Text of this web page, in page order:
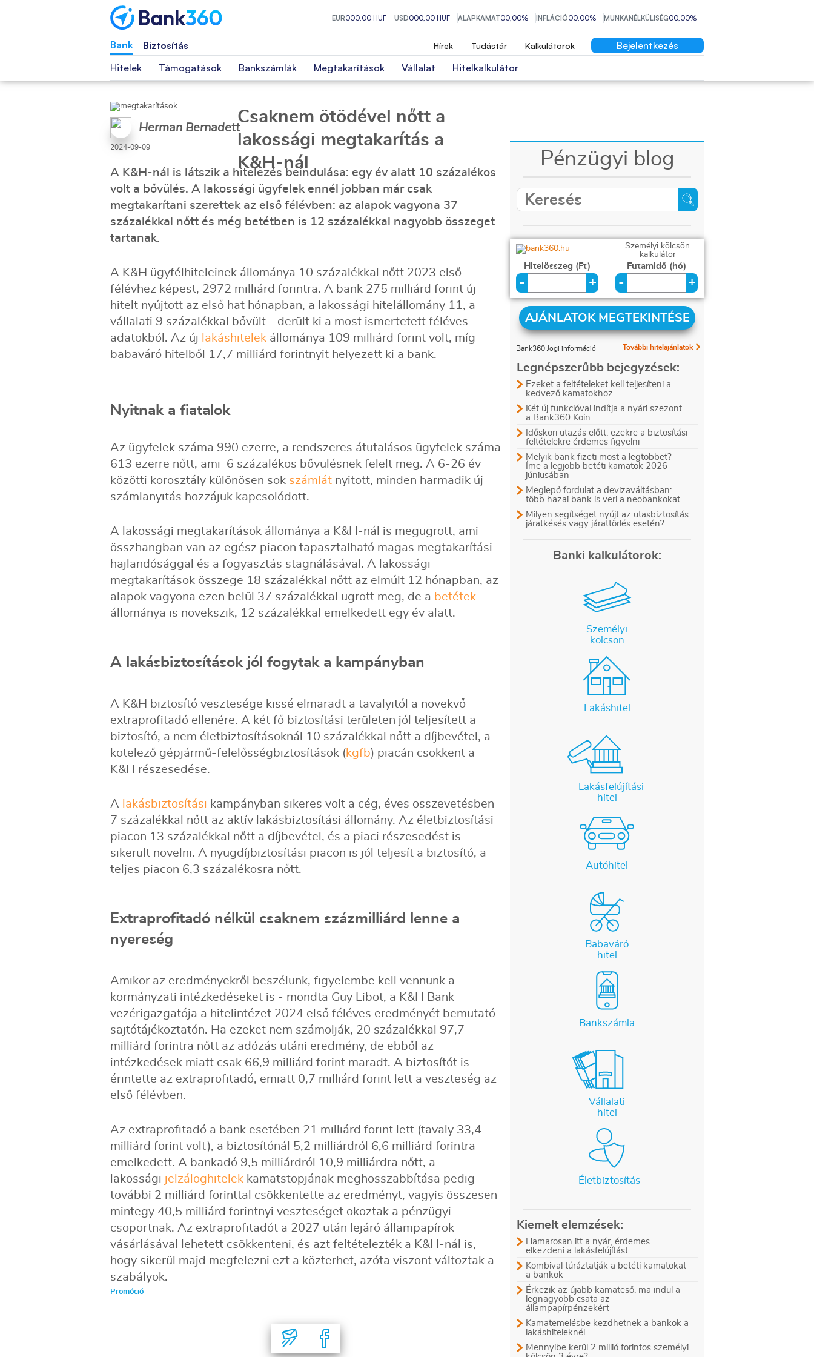
EUR000,00 HUF USD000,00 HUF ALAPKAMAT00,00% INFLÁCIÓ00,00% MUNKANÉLKÜLISÉG00,00%
Bank Biztosítás Hírek Tudástár Kalkulátorok
Bejelentkezés
Hitelek
Támogatások Bankszámlák Megtakarítások Vállalat Hitelkalkulátor
Csaknem ötödével nőtt a
lakossági megtakarítás a
K&H-nál
Herman Bernadett
2024-09-09
A K&H-nál is látszik a hitelezés beindulása: egy év alatt 10 százalékos
volt a bővülés. A lakossági ügyfelek ennél jobban már csak
megtakarítani szerettek az első félévben: az alapok vagyona 37
százalékkal nőtt és még betétben is 12 százalékkal nagyobb összeget
tartanak.
A K&H ügyfélhiteleinek állománya 10 százalékkal nőtt 2023 első
félévhez képest, 2972 milliárd forintra. A bank 275 milliárd forint új
hitelt nyújtott az első hat hónapban, a lakossági hitelállomány 11, a
vállalati 9 százalékkal bővült - derült ki a most ismertetett féléves
adatokból. Az új lakáshitelek állománya 109 milliárd forint volt, míg
babaváró hitelből 17,7 milliárd forintnyit helyezett ki a bank.
Nyitnak a fiatalok
Az ügyfelek száma 990 ezerre, a rendszeres átutalásos ügyfelek száma
613 ezerre nőtt, ami 6 százalékos bővülésnek felelt meg. A 6-26 év
közötti korosztály különösen sok számlát nyitott, minden harmadik új
számlanyitás hozzájuk kapcsolódott.
A lakossági megtakarítások állománya a K&H-nál is megugrott, ami
összhangban van az egész piacon tapasztalható magas megtakarítási
hajlandósággal és a fogyasztás stagnálásával. A lakossági
megtakarítások összege 18 százalékkal nőtt az elmúlt 12 hónapban, az
alapok vagyona ezen belül 37 százalékkal ugrott meg, de a betétek
állománya is növekszik, 12 százalékkal emelkedett egy év alatt.
A lakásbiztosítások jól fogytak a kampányban
A K&H biztosító vesztesége kissé elmaradt a tavalyitól a növekvő
extraprofitadó ellenére. A két fő biztosítási területen jól teljesített a
biztosító, a nem életbiztosításoknál 10 százalékkal nőtt a díjbevétel, a
kötelező gépjármű-felelősségbiztosítások ( kgfb) piacán csökkent a
K&H részesedése.
A lakásbiztosítási kampányban sikeres volt a cég, éves összevetésben
7 százalékkal nőtt az aktív lakásbiztosítási állomány. Az életbiztosítási
piacon 13 százalékkal nőtt a díjbevétel, és a piaci részesedést is
sikerült növelni. A nyugdíjbiztosítási piacon is jól teljesít a biztosító, a
teljes piacon 6,3 százalékosra nőtt.
Extraprofitadó nélkül csaknem százmilliárd lenne a
nyereség
Amikor az eredményekről beszélünk, figyelembe kell vennünk a
kormányzati intézkedéseket is - mondta Guy Libot, a K&H Bank
vezérigazgatója a hitelintézet 2024 első féléves eredményét bemutató
sajtótájékoztatón. Ha ezeket nem számolják, 20 százalékkal 97,7
milliárd forintra nőtt az adózás utáni eredmény, de ebből az
intézkedések miatt csak 66,9 milliárd forint maradt. A biztosítót is
érintette az extraprofitadó, emiatt 0,7 milliárd forint lett a veszteség az
első félévben.
Az extraprofitadó a bank esetében 21 milliárd forint lett (tavaly 33,4
milliárd forint volt), a biztosítónál 5,2 milliárdról 6,6 milliárd forintra
emelkedett. A bankadó 9,5 milliárdról 10,9 milliárdra nőtt, a
lakossági jelzáloghitelek kamatstopjának meghosszabbítása pedig
további 2 milliárd forinttal csökkentette az eredményt, vagyis összesen
mintegy 40,5 milliárd forintnyi veszteséget okoztak a pénzügyi
csoportnak. Az extraprofitadót a 2027 után lejáró állampapírok
vásárlásával lehetett csökkenteni, és azt feltételezték a K&H-nál is,
hogy sikerül majd megfelezni ezt a közterhet, azóta viszont változtak a
szabályok.
Promóció
Pénzügyi blog
Személyi kölcsön
kalkulátor
Hitelösszeg (Ft)
- +
Futamidő (hó)
- +
AJÁNLATOK MEGTEKINTÉSE
Bank360 Jogi információ További hitelajánlatok
Legnépszerűbb bejegyzések:
Ezeket a feltételeket kell teljesíteni a
kedvező kamatokhoz
Két új funkcióval indítja a nyári szezont
a Bank360 Koin
Időskori utazás előtt: ezekre a biztosítási
feltételekre érdemes figyelni
Melyik bank fizeti most a legtöbbet?
Íme a legjobb betéti kamatok 2026
júniusában
Meglepő fordulat a devizaváltásban:
több hazai bank is veri a neobankokat
Milyen segítséget nyújt az utasbiztosítás
járatkésés vagy járattörlés esetén?
Banki kalkulátorok:
Személyi
kölcsön
Lakáshitel
Lakásfelújítási
hitel
Autóhitel
Babaváró
hitel
Bankszámla
Vállalati
hitel
Életbiztosítás
Kiemelt elemzések:
Hamarosan itt a nyár, érdemes
elkezdeni a lakásfelújítást
Kombival túráztatják a betéti kamatokat
a bankok
Érkezik az újabb kamateső, ma indul a
legnagyobb csata az
állampapírpénzekért
Kamatemelésbe kezdhetnek a bankok a
lakáshiteleknél
Mennyibe kerül 2 millió forintos személyi